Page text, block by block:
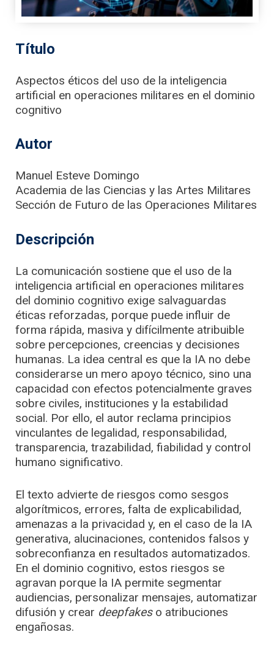
Título
Aspectos éticos del uso de la inteligencia
artificial en operaciones militares en el dominio
cognitivo
Autor
Manuel Esteve Domingo
Academia de las Ciencias y las Artes Militares
Sección de Futuro de las Operaciones Militares
Descripción
La comunicación sostiene que el uso de la
inteligencia artificial en operaciones militares
del dominio cognitivo exige salvaguardas
éticas reforzadas, porque puede influir de
forma rápida, masiva y difícilmente atribuible
sobre percepciones, creencias y decisiones
humanas. La idea central es que la IA no debe
considerarse un mero apoyo técnico, sino una
capacidad con efectos potencialmente graves
sobre civiles, instituciones y la estabilidad
social. Por ello, el autor reclama principios
vinculantes de legalidad, responsabilidad,
transparencia, trazabilidad, fiabilidad y control
humano significativo.
El texto advierte de riesgos como sesgos
algorítmicos, errores, falta de explicabilidad,
amenazas a la privacidad y, en el caso de la IA
generativa, alucinaciones, contenidos falsos y
sobreconfianza en resultados automatizados.
En el dominio cognitivo, estos riesgos se
agravan porque la IA permite segmentar
audiencias, personalizar mensajes, automatizar
difusión y crear deepfakes o atribuciones
engañosas.